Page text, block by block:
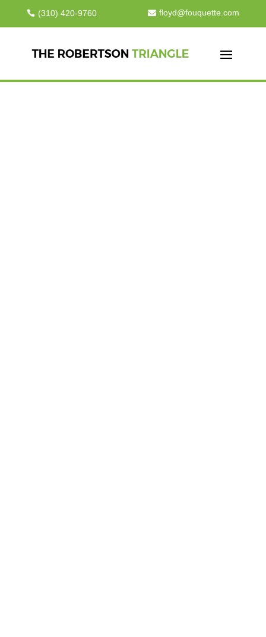
 (310) 420-9760  floyd@fouquette.com